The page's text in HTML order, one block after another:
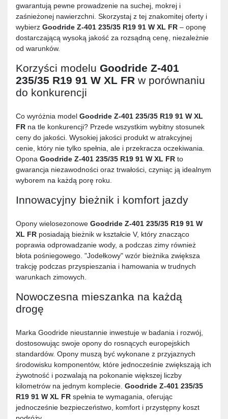
gwarantują pewne prowadzenie na suchej, mokrej i
zaśnieżonej nawierzchni. Skorzystaj z tej znakomitej oferty i
wybierz Goodride Z-401 235/35 R19 91 W XL FR – oponę
dostarczającą wysoką jakość za rozsądną cenę, niezależnie
od warunków.
Korzyści modelu Goodride Z-401
235/35 R19 91 W XL FR w porównaniu
do konkurencji
Co wyróżnia model Goodride Z-401 235/35 R19 91 W XL
FR na tle konkurencji? Przede wszystkim wybitny stosunek
ceny do jakości. Wysokiej jakości produkt w atrakcyjnej
cenie, który nie tylko spełnia, ale i przekracza oczekiwania.
Opona Goodride Z-401 235/35 R19 91 W XL FR to
gwarancja niezawodności oraz trwałości, czyniąc ją idealnym
wyborem na każdą porę roku.
Innowacyjny bieżnik i komfort jazdy
Opony wielosezonowe Goodride Z-401 235/35 R19 91 W
XL FR posiadają bieżnik w kształcie V, który znacząco
poprawia odprowadzanie wody, a podczas zimy również
błota pośniegowego. "Jodełkowy" wzór bieżnika zwiększa
trakcję podczas przyspieszania i hamowania w trudnych
warunkach zimowych.
Nowoczesna mieszanka na każdą
drogę
Marka Goodride nieustannie inwestuje w badania i rozwój,
dostosowując swoje opony do rosnących europejskich
standardów. Opony muszą być wykonane z przyjaznych
środowisku komponentów, które jednocześnie zwiększają ich
żywotność i pozwalają na pokonanie większej liczby
kilometrów na jednym komplecie. Goodride Z-401 235/35
R19 91 W XL FR spełnia te wymagania, oferując
jednocześnie bezpieczeństwo, komfort i przystępny koszt